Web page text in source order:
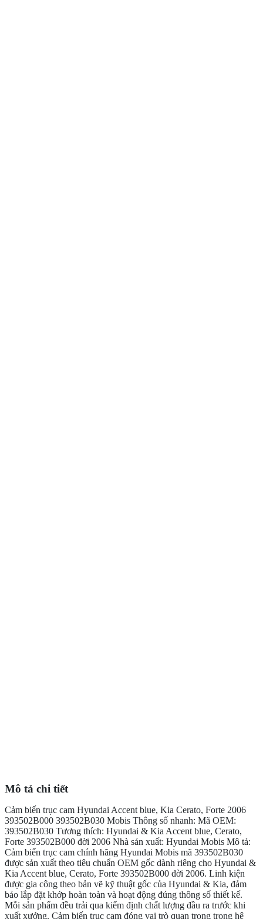
Mô tả chi tiết
Cảm biến trục cam Hyundai Accent blue, Kia Cerato, Forte 2006
393502B000 393502B030 Mobis Thông số nhanh: Mã OEM:
393502B030 Tương thích: Hyundai & Kia Accent blue, Cerato,
Forte 393502B000 đời 2006 Nhà sản xuất: Hyundai Mobis Mô tả:
Cảm biến trục cam chính hãng Hyundai Mobis mã 393502B030
được sản xuất theo tiêu chuẩn OEM gốc dành riêng cho Hyundai &
Kia Accent blue, Cerato, Forte 393502B000 đời 2006. Linh kiện
được gia công theo bản vẽ kỹ thuật gốc của Hyundai & Kia, đảm
bảo lắp đặt khớp hoàn toàn và hoạt động đúng thông số thiết kế.
Mỗi sản phẩm đều trải qua kiểm định chất lượng đầu ra trước khi
xuất xưởng. Cảm biến trục cam đóng vai trò quan trọng trong hệ